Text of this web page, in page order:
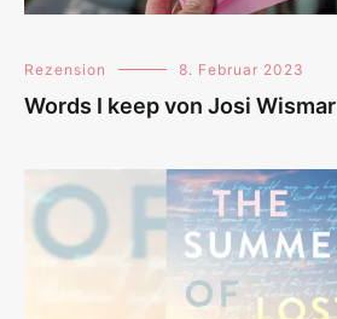
Rezension 8. Februar 2023
Words I keep von Josi Wismar